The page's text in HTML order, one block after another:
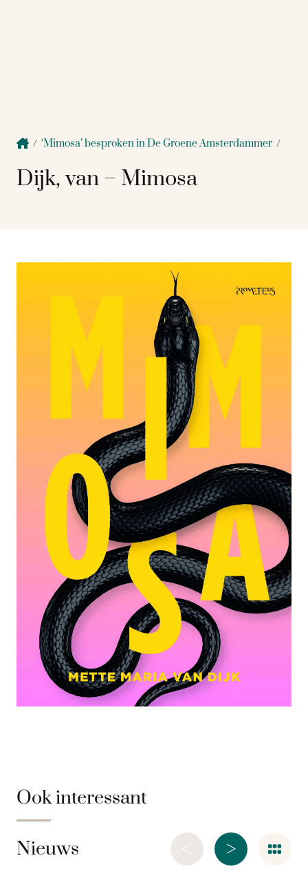
/ ‘Mimosa’ besproken in De Groene Amsterdammer /
Dijk, van – Mimosa
Ook interessant
Nieuws >
<